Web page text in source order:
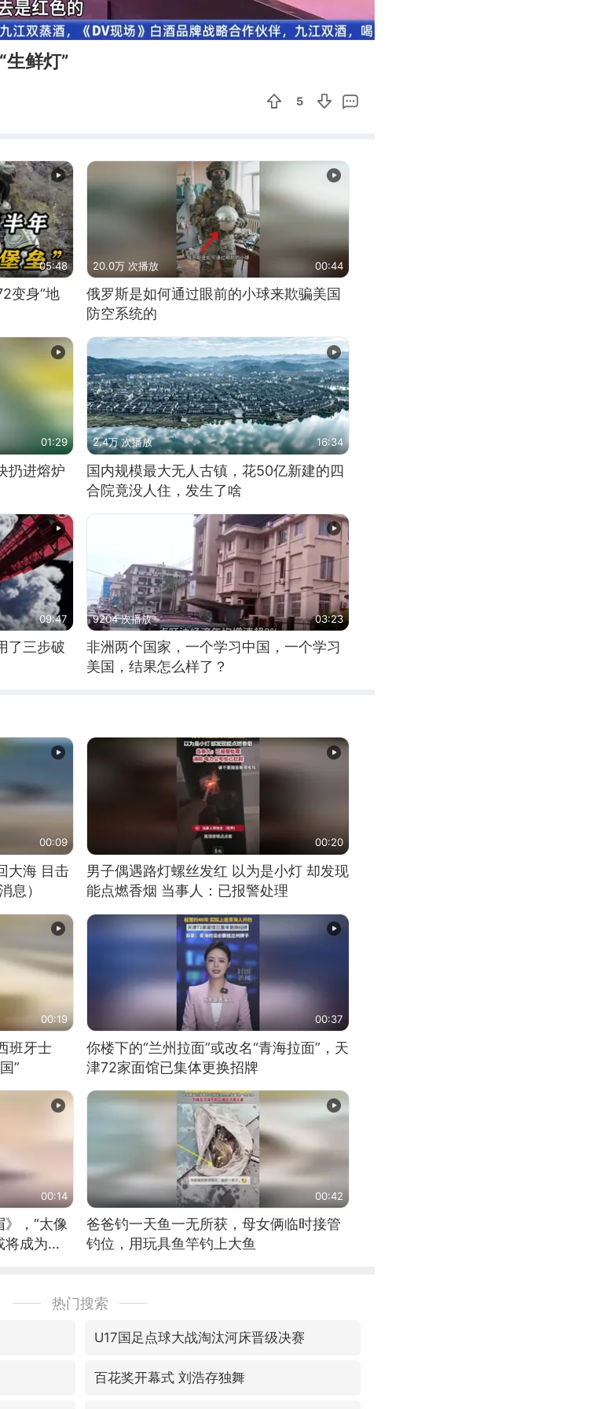
04:59
生鲜灯”
5
05:48
变身“地
20.0万 次播放 00:44
俄罗斯是如何通过眼前的小球来欺骗美国
防空系统的
01:29
扔进熔炉
2.4万 次播放 16:34
国内规模最大无人古镇，花50亿新建的四
合院竟没人住，发生了啥
09:47
了三步破
9204 次播放 03:23
非洲两个国家，一个学习中国，一个学习
美国，结果怎么样了？
00:09
大海 目击
息）
00:20
男子偶遇路灯螺丝发红 以为是小灯 却发现
能点燃香烟 当事人：已报警处理
00:19
班牙士
”
00:37
你楼下的“兰州拉面”或改名“青海拉面”，天
津72家面馆已集体更换招牌
00:14
》，“太像
将成为首
00:42
爸爸钓一天鱼一无所获，母女俩临时接管
钓位，用玩具鱼竿钓上大鱼
热门搜索
U17国足点球大战淘汰河床晋级决赛
百花奖开幕式 刘浩存独舞